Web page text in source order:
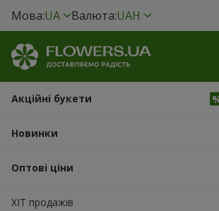
Мова:UA Валюта:UAH
Акційні букети
Новинки
Оптові ціни
ХІТ продажів